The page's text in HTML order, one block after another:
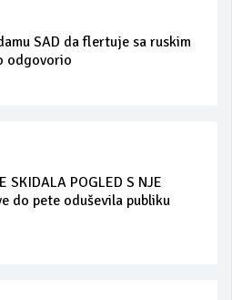
SAD da flertuje sa ruskim
odgovorio
SKIDALA POGLED S NJE
do pete oduševila publiku